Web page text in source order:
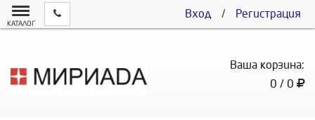
Вход / Регистрация
КАТАЛОГ
Ваша корзина:
0 / 0